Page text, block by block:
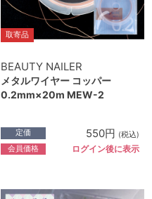
取寄品
BEAUTY NAILER
メタルワイヤー コッパー
0.2mm×20m MEW-2
定価 550円 (税込)
会員価格 ログイン後に表示